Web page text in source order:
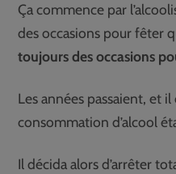
Ça commence par
des occasions pour fêter
toujours des occasions
Les années passaient, et
consommation d’alcool
Il décida alors d’arrêter